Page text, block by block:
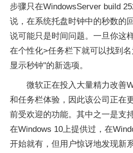
步骤只在WindowsServer build
说，在系统托盘时钟中的秒数的
说可能只是时间问题。一旦你这
在个性化>任务栏下就可以找到
显示秒钟"的新选项。
微软正在投入大量精力改善
和任务栏体验，因此该公司正在
前受欢迎的功能。其中之一是支
在Windows 10上提供过，在
开始就有，但用户惊讶地发现新